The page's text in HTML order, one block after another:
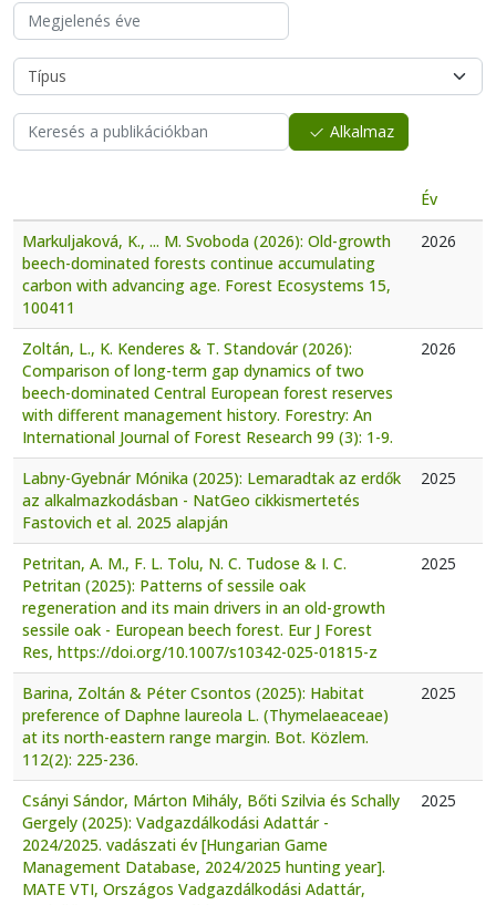
Alkalmaz
Év
Markuljaková, K., ... M. Svoboda (2026): Old-growth
beech-dominated forests continue accumulating
carbon with advancing age. Forest Ecosystems 15,
100411
2026
Zoltán, L., K. Kenderes & T. Standovár (2026):
Comparison of long-term gap dynamics of two
beech-dominated Central European forest reserves
with different management history. Forestry: An
International Journal of Forest Research 99 (3): 1-9.
2026
Labny-Gyebnár Mónika (2025): Lemaradtak az erdők
az alkalmazkodásban - NatGeo cikkismertetés
Fastovich et al. 2025 alapján
2025
Petritan, A. M., F. L. Tolu, N. C. Tudose & I. C.
Petritan (2025): Patterns of sessile oak
regeneration and its main drivers in an old-growth
sessile oak - European beech forest. Eur J Forest
Res, https://doi.org/10.1007/s10342-025-01815-z
2025
Barina, Zoltán & Péter Csontos (2025): Habitat
preference of Daphne laureola L. (Thymelaeaceae)
at its north-eastern range margin. Bot. Közlem.
112(2): 225-236.
2025
Csányi Sándor, Márton Mihály, Bőti Szilvia és Schally
Gergely (2025): Vadgazdálkodási Adattár -
2024/2025. vadászati év [Hungarian Game
Management Database, 2024/2025 hunting year].
MATE VTI, Országos Vadgazdálkodási Adattár,
2025